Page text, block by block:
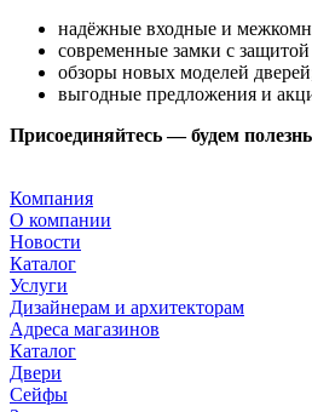
надёжные входные и
современные замки с
обзоры новых моделей
выгодные предложения и
Присоединяйтесь — будем
Компания
О компании
Новости
Каталог
Услуги
Дизайнерам и архитекторам
Адреса магазинов
Каталог
Двери
Сейфы